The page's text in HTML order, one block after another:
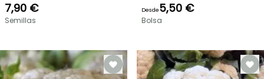
7,90 €
Semillas
Desde5,50 €
Bolsa